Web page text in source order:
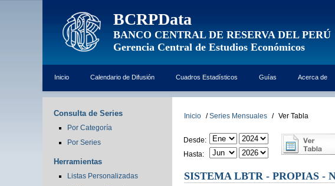
BCRPData
BANCO CENTRAL DE RESERVA DEL PERÚ
Gerencia Central de Estudios Económicos
Inicio Calendario de Difusión Cuadros Estadísticos Guías Acerca de
Consulta de Series
Por Categoría
Por Series
Herramientas
Listas Personalizadas
Inicio / Series Mensuales / Ver Tabla
Desde:
Hasta:
SISTEMA LBTR - PROPIAS -